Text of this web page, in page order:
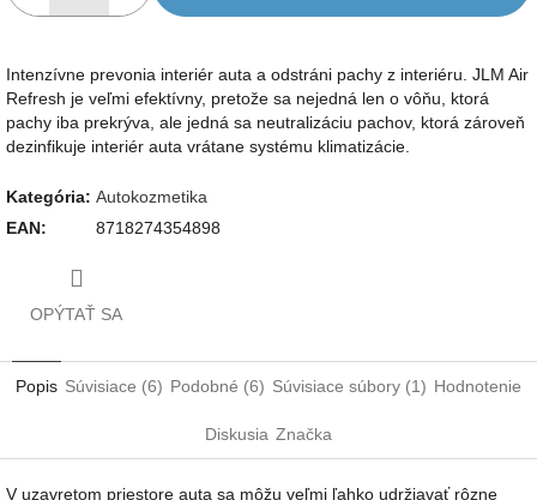
Intenzívne prevonia interiér auta a odstráni pachy z interiéru. JLM Air
Refresh je veľmi efektívny, pretože sa nejedná len o vôňu, ktorá
pachy iba prekrýva, ale jedná sa neutralizáciu pachov, ktorá zároveň
dezinfikuje interiér auta vrátane systému klimatizácie.
Kategória: Autokozmetika
EAN: 8718274354898
OPÝTAŤ SA
Popis Súvisiace (6) Podobné (6) Súvisiace súbory (1) Hodnotenie
Diskusia Značka
V uzavretom priestore auta sa môžu veľmi ľahko udržiavať rôzne